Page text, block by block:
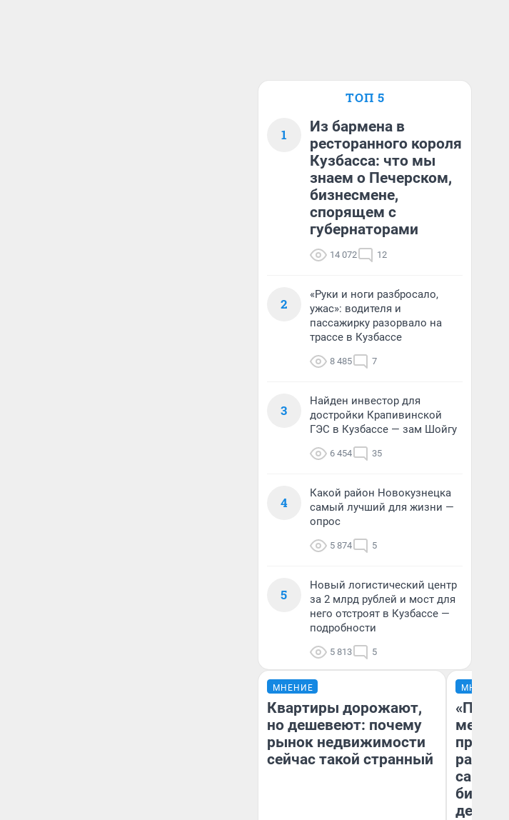
ТОП 5
1
Из бармена в
ресторанного короля
Кузбасса: что мы
знаем о Печерском,
бизнесмене,
спорящем с
губернаторами
14 072 12
2
«Руки и ноги разбросало,
ужас»: водителя и
пассажирку разорвало на
трассе в Кузбассе
8 485 7
3
Найден инвестор для
достройки Крапивинской
ГЭС в Кузбассе — зам Шойгу
6 454 35
4
Какой район Новокузнецка
самый лучший для жизни —
опрос
5 874 5
5
Новый логистический центр
за 2 млрд рублей и мост для
него отстроят в Кузбассе —
подробности
5 813 5
МНЕНИЕ
Квартиры дорожают,
но дешевеют: почему
рынок недвижимости
сейчас такой странный
МНЕНИЕ
самом